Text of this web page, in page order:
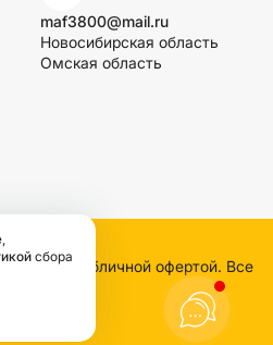
maf3800@mail.ru
Новосибирская область
Омская область
публичной офертой. Все
сбора